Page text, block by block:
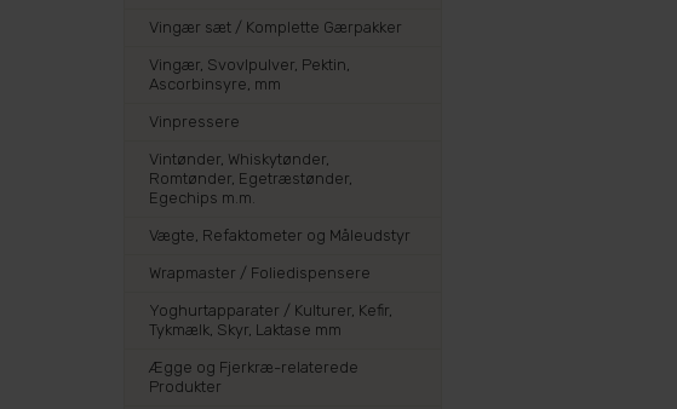
Vingær sæt / Komplette Gærpakker
Vingær, Svovlpulver, Pektin,
Ascorbinsyre, mm
Vinpressere
Vintønder, Whiskytønder,
Romtønder, Egetræstønder,
Egechips m.m.
Vægte, Refaktometer og Måleudstyr
Wrapmaster / Foliedispensere
Yoghurtapparater / Kulturer, Kefir,
Tykmælk, Skyr, Laktase mm
Ægge og Fjerkræ-relaterede
Produkter